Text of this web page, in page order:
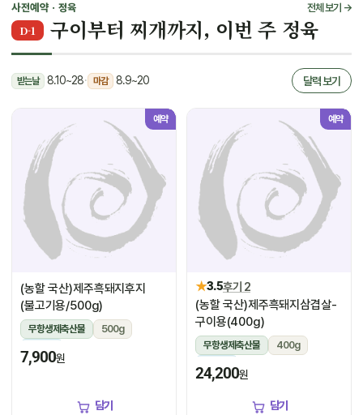
사전예약 · 정육 전체 보기 →
D-1 구이부터 찌개까지, 이번 주 정육
받는날 8.10~28· 마감 8.9~20 달력 보기
예약
(농할 국산)제주흑돼지후지
(불고기용/500g)
무항생제축산물
500g
냉장
7,900원
담기
예약
★3.5후기 2
(농할 국산)제주흑돼지삼겹살-
구이용(400g)
무항생제축산물
400g
냉장
24,200원
담기